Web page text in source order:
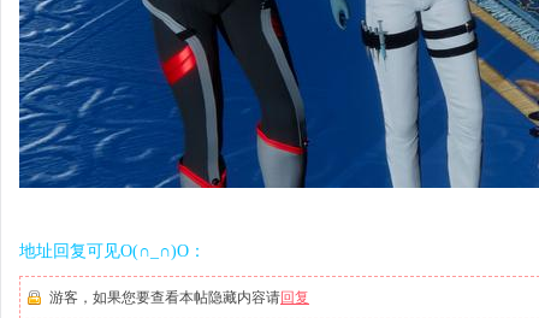
地址回复可见O(∩_∩)O：
游客，如果您要查看本帖隐藏内容请回复